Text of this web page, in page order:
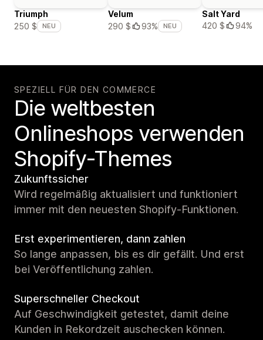
Triumph
250 $
NEU
Velum
290 $
93% NEU
Salt Yard
420 $
94%
SPEZIELL FÜR DEN COMMERCE
Die weltbesten
Onlineshops verwenden
Shopify-Themes
Zukunftssicher
Wird regelmäßig aktualisiert und funktioniert
immer mit den neuesten Shopify-Funktionen.
Erst experimentieren, dann zahlen
So lange anpassen, bis es dir gefällt. Und erst
bei Veröffentlichung zahlen.
Superschneller Checkout
Auf Geschwindigkeit getestet, damit deine
Kunden in Rekordzeit auschecken können.